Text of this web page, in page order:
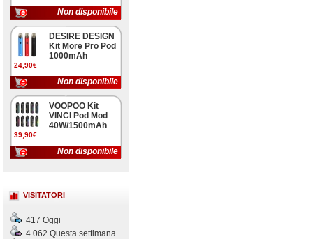
Non disponibile
24,90€
DESIRE DESIGN
Kit More Pro Pod
1000mAh
Non disponibile
39,90€
VOOPOO Kit
VINCI Pod Mod
40W/1500mAh
Non disponibile
VISITATORI
417 Oggi
4.062 Questa settimana